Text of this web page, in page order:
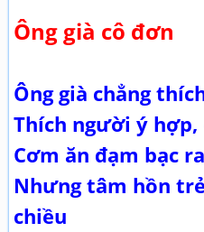
Ông già cô đơn
Ông già chẳng
Thích người ý hợp,
Cơm ăn đạm bạc
Nhưng tâm hồn
chiều